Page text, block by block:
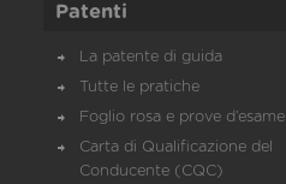
Patenti
La patente di guida
Tutte le pratiche
Foglio rosa e prove d’esame
Carta di Qualificazione del
Conducente (CQC)